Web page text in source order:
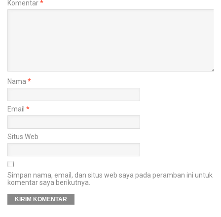
Komentar*
Nama *
Email *
Situs Web
Simpan nama, email, dan situs web saya pada peramban ini untuk
komentar saya berikutnya.